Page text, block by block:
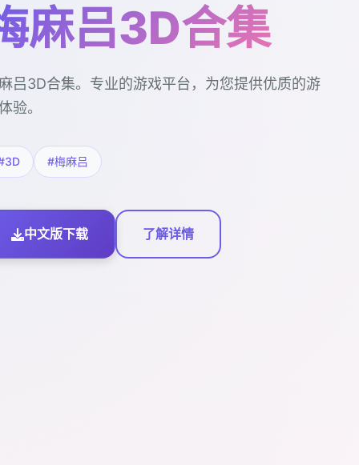
麻吕3D合集
吕3D合集。专业的游戏平台，为您提供优质的游
验。
#梅麻吕
中文版下载 了解详情